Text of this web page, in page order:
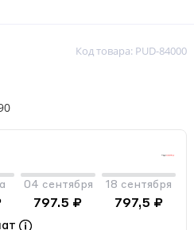
Код товара: PUD-84000
04 сентября
797.5 ₽
18 сентября
797,5 ₽